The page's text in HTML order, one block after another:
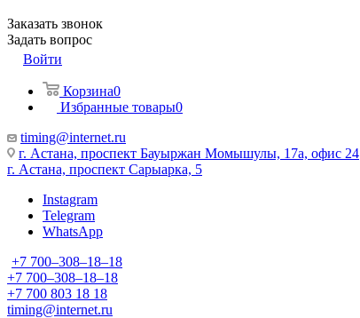
Заказать звонок
Задать вопрос
Войти
Корзина0
Избранные товары0
timing@internet.ru
г. Астана, проспект Бауыржан Момышулы, 17а, офис 24
г. Астана, проспект Сарыарка, 5
Instagram
Telegram
WhatsApp
+7 700‒308‒18‒18
+7 700‒308‒18‒18
+7 700 803 18 18
timing@internet.ru